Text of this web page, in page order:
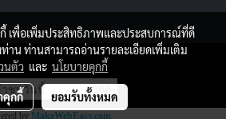
copyright by
าชมวันนี้
906
by MakeWebEasy.com
กี้ เพื่อเพิ่มประสิทธิภาพและประสบการณ์ที่ดี
ท่าน ท่านสามารถอ่านรายละเอียดเพิ่มเติม
นตัว และ นโยบายคุกกี้
คุกกี้ ยอมรับทั้งหมด